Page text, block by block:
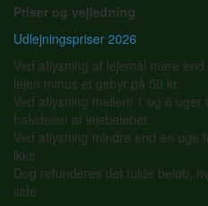
Priser og vejledning
Udlejningspriser 2026
Ved aflysning af lejemål mere
lejen minus et gebyr på 50 kr.
Ved aflysning mellem 1 og 6
halvdelen af lejebeløbet.
Ved aflysning mindre end en uge
ikke.
Dog refunderes det fulde beløb,
side.